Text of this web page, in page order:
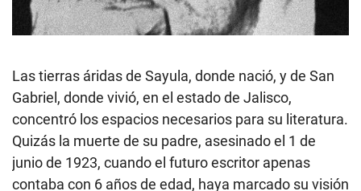
Las tierras áridas de Sayula, donde nació, y de San
Gabriel, donde vivió, en el estado de Jalisco,
concentró los espacios necesarios para su literatura.
Quizás la muerte de su padre, asesinado el 1 de
junio de 1923, cuando el futuro escritor apenas
contaba con 6 años de edad, haya marcado su visión